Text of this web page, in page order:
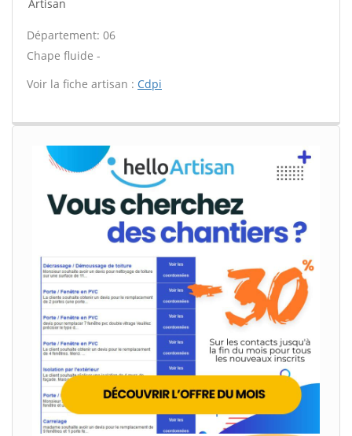
Artisan
Département: 06
Chape fluide -
Voir la fiche artisan : Cdpi